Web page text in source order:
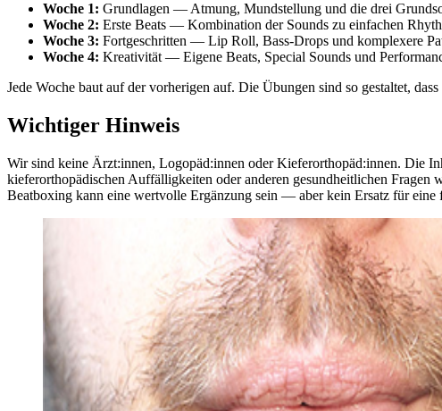
Woche 1: Grundlagen — Atmung, Mundstellung und die drei
Woche 2: Erste Beats — Kombination der Sounds zu einfachen
Woche 3: Fortgeschritten — Lip Roll, Bass-Drops und komplexere
Woche 4: Kreativität — Eigene Beats, Special Sounds und
Jede Woche baut auf der vorherigen auf. Die Übungen sind so gestaltet,
Wichtiger Hinweis
Wir sind keine Ärzt:innen, Logopäd:innen oder Kieferorthopäd:innen. Die
kieferorthopädischen Auffälligkeiten oder anderen gesundheitlichen
Beatboxing kann eine wertvolle Ergänzung sein — aber kein Ersatz für eine